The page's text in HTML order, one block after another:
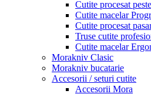
Cutite procesat
Cutite macelar
Cutite procesat
Truse cutite
Cutite macelar
Morakniv Clasic
Morakniv bucatarie
Accesorii / seturi cutite
Accesorii Mora